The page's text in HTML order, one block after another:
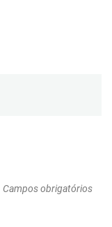
Campos obrigatórios